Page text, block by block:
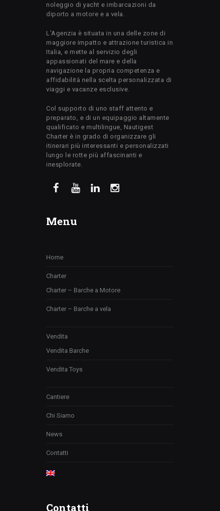
noleggio di yacht e imbarcazioni da
diporto a motore e a vela.
L’Agenzia è situata in una delle zone di
maggiore impatto e attrazione turistica in
Italia, e mette al servizio degli
appassionati del mare e della
navigazione la propria competenza e
affidabilità nella scelta personalizzata di
viaggi e vacanze esclusive.
Col supporto di uno staff attento e
preparato, e di un equipaggio altamente
qualificato e multilingue, Nautigest
Charter è in grado di organizzare gli
itinerari più interessanti e personalizzati
lungo le rotte più affascinanti e
inesplorate.
Menu
Home
Charter
Charter – Barche a Motore
Charter – Barche a vela
Vendita
Vendita Barche
Vendita Toys
Cantiere
Chi Siamo
News
Contatti
Contatti